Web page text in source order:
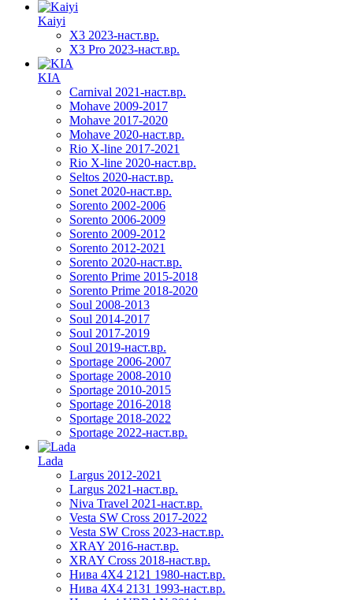
Kaiyi
X3 2023-наст.вр.
X3 Pro 2023-наст.вр.
KIA
Carnival 2021-наст.вр.
Mohave 2009-2017
Mohave 2017-2020
Mohave 2020-наст.вр.
Rio X-line 2017-2021
Rio X-line 2020-наст.вр.
Seltos 2020-наст.вр.
Sonet 2020-наст.вр.
Sorento 2002-2006
Sorento 2006-2009
Sorento 2009-2012
Sorento 2012-2021
Sorento 2020-наст.вр.
Sorento Prime 2015-2018
Sorento Prime 2018-2020
Soul 2008-2013
Soul 2014-2017
Soul 2017-2019
Soul 2019-наст.вр.
Sportage 2006-2007
Sportage 2008-2010
Sportage 2010-2015
Sportage 2016-2018
Sportage 2018-2022
Sportage 2022-наст.вр.
Lada
Largus 2012-2021
Largus 2021-наст.вр.
Niva Travel 2021-наст.вр.
Vesta SW Cross 2017-2022
Vesta SW Cross 2023-наст.вр.
XRAY 2016-наст.вр.
XRAY Cross 2018-наст.вр.
Нива 4X4 2121 1980-наст.вр.
Нива 4X4 2131 1993-наст.вр.